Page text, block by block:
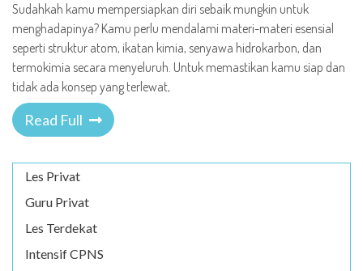
Sudahkah kamu mempersiapkan diri sebaik mungkin untuk
menghadapinya? Kamu perlu mendalami materi-materi esensial
seperti struktur atom, ikatan kimia, senyawa hidrokarbon, dan
termokimia secara menyeluruh. Untuk memastikan kamu siap dan
tidak ada konsep yang terlewat,
Read Full
Les Privat
Guru Privat
Les Terdekat
Intensif CPNS